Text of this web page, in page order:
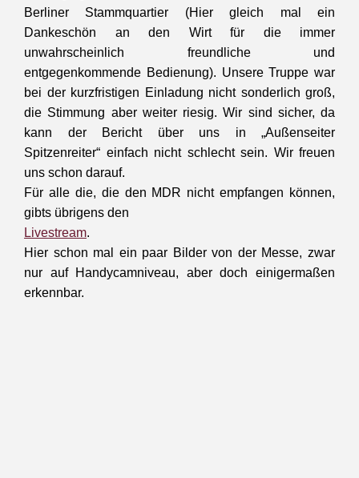
Berliner Stammquartier (Hier gleich mal ein
Dankeschön an den Wirt für die immer
unwahrscheinlich freundliche und
entgegenkommende Bedienung). Unsere Truppe war
bei der kurzfristigen Einladung nicht sonderlich groß,
die Stimmung aber weiter riesig. Wir sind sicher, da
kann der Bericht über uns in „Außenseiter
Spitzenreiter“ einfach nicht schlecht sein. Wir freuen
uns schon darauf.
Für alle die, die den MDR nicht empfangen können,
gibts übrigens den
Livestream.
Hier schon mal ein paar Bilder von der Messe, zwar
nur auf Handycamniveau, aber doch einigermaßen
erkennbar.